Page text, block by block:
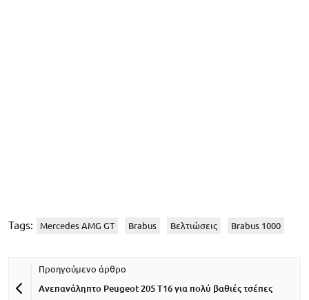
Tags: Mercedes AMG GT Brabus Βελτιώσεις Brabus 1000
Ανεπανάληπτο Peugeot 205 T16 για πολύ βαθιές τσέπες